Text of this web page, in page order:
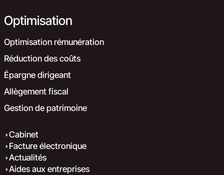
Optimisation
Optimisation rémunération
Réduction des coûts
Épargne dirigeant
Allègement fiscal
Gestion de patrimoine
Cabinet
Facture électronique
Actualités
Aides aux entreprises